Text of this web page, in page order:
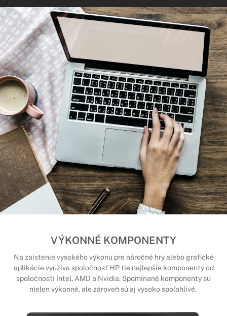
VÝKONNÉ KOMPONENTY
Na zaistenie vysokého výkonu pre náročné hry alebo grafické
aplikácie využíva spoločnosť HP tie najlepšie komponenty od
spoločností Intel, AMD a Nvidia. Spomínané komponenty sú
nielen výkonné, ale zároveň sú aj vysoko spoľahlivé.